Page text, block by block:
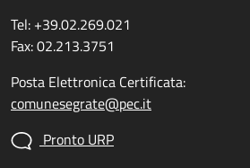
Tel: +39.02.269.021
Fax: 02.213.3751
Posta Elettronica Certificata:
comunesegrate@pec.it
Pronto URP